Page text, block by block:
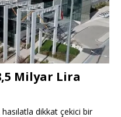
Milyar Lira
dikkat çekici bir